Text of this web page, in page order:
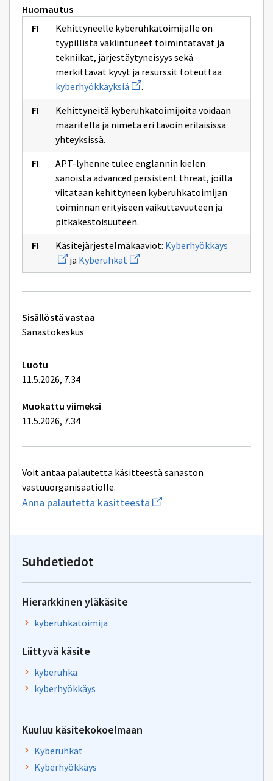
Huomautus
Kehittyneelle kyberuhkatoimijalle on
tyypillistä vakiintuneet toimintatavat ja
tekniikat, järjestäytyneisyys sekä
merkittävät kyvyt ja resurssit toteuttaa
kyberhyökkäyksiä Avaa
uuden
ikkunan
sivulle
kyberhyökkäyksiä
.
Kehittyneitä kyberuhkatoimijoita voidaan
määritellä ja nimetä eri tavoin erilaisissa
yhteyksissä.
APT-lyhenne tulee englannin kielen
sanoista advanced persistent threat, joilla
viitataan kehittyneen kyberuhkatoimijan
toiminnan erityiseen vaikuttavuuteen ja
pitkäkestoisuuteen.
Käsitejärjestelmäkaaviot: Kyberhyökkäys
sivulle
ja Kyberuhkat Avaa
uuden
ikkunan
Tekniset
lisätiedot
Sisällöstä vastaa
Sanastokeskus
Luotu
11.5.2026, 7.34
Muokattu viimeksi
11.5.2026, 7.34
Voit antaa palautetta käsitteestä sanaston
vastuuorganisaatiolle.
Anna palautetta käsitteestä Aloita
uuden
Suhdetiedot
Hierarkkinen yläkäsite
kyberuhkatoimija
Liittyvä käsite
kyberuhka
kyberhyökkäys
Kuuluu käsitekokoelmaan
Kyberuhkat
Kyberhyökkäys